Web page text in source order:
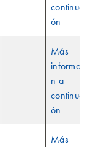
continuaci
ón
Más
n a
continuaci
ón
Más